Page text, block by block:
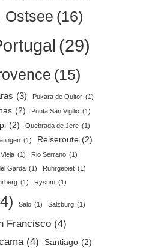
Ostsee (16)
(29)
(15)
(3) Pukara de Quitor (1)
(2) Punta San Vigilio (1)
(2) Quebrada de Jere (1)
(1) Reiseroute (2)
(1) Rio Serrano (1)
Garda (1) Ruhrgebiet (1)
(1) Rysum (1)
Salo (1) Salzburg (1)
Francisco (4)
(4) Santiago (2)